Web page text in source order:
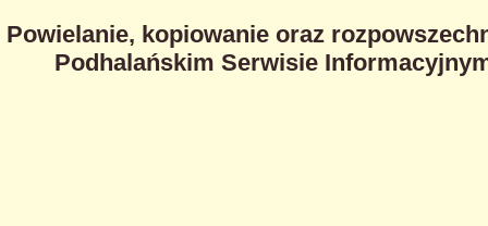
Powielanie, kopiowanie oraz
Podhalańskim Serwisie